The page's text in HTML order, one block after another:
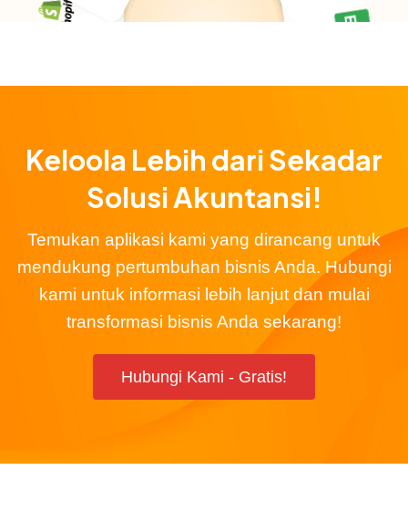
Keloola Lebih dari Sekadar
Solusi Akuntansi!
Temukan aplikasi kami yang dirancang untuk
mendukung pertumbuhan bisnis Anda. Hubungi
kami untuk informasi lebih lanjut dan mulai
transformasi bisnis Anda sekarang!
Hubungi Kami - Gratis!